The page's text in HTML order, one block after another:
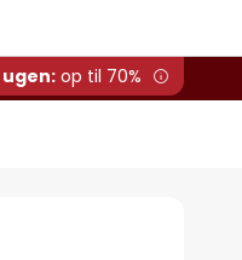
ugen:op til 70%